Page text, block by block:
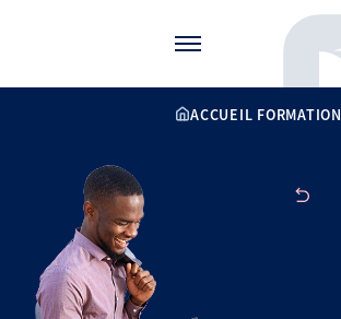
ACCUEIL FORMATION